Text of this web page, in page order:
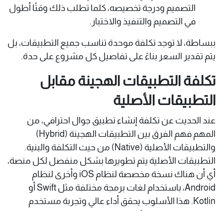
التصميم ودرجة تخصيصه، كلما تطلب ذلك وقتًا أطول
في التصميم والتنفيذ والاختبار.
ببساطة، لا توجد تكلفة موحدة تناسب جميع التطبيقات، بل
يتم تقدير السعر بناءً على تفاصيل كل مشروع على حدة.
تكلفة التطبيقات الهجينة مقابل
التطبيقات الأصلية
عند الحديث عن تكلفة إنشاء تطبيق جوال احترافي، من
المهم فهم الفرق بين التطبيقات الهجينة (Hybrid)
والتطبيقات الأصلية (Native) من حيث التكلفة والبنية.
التطبيقات الأصلية يتم تطويرها بشكل منفصل لكل منصة،
أي أن هناك نسخة مخصصة لنظام iOS وأخرى لنظام
Android، باستخدام لغات برمجة مختلفة مثل Swift أو
Kotlin. هذا الأسلوب يحقق أداء عالي وتجربة مستخدم